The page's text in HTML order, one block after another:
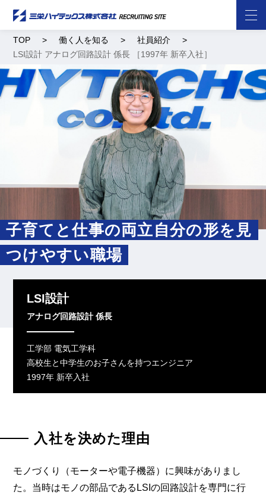
TOP 働く人を知る
社員紹介
LSI設計 アナログ回路設計 係長 ［1997年 新卒入社］
子育てと仕事の両立自分の形を見
つけやすい職場
LSI設計
アナログ回路設計 係長
工学部 電気工学科
高校生と中学生のお子さんを持つエンジニア
1997年 新卒入社
入社を決めた理由
モノづくり（モーターや電子機器）に興味がありまし
た。当時はモノの部品であるLSIの回路設計を専門に行